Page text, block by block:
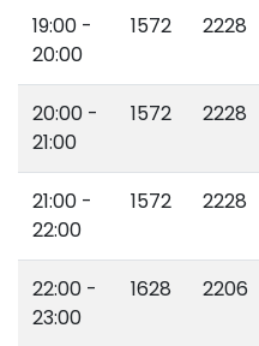
19:00 -
20:00
1572 2228
20:00 -
21:00
1572 2228
21:00 -
22:00
1572 2228
22:00 -
23:00
1628 2206